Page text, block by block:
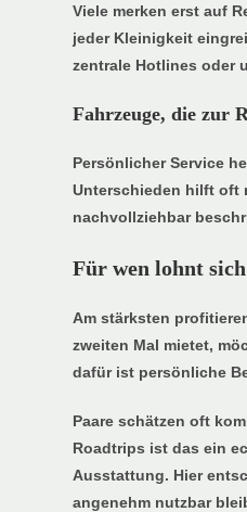
Viele merken erst auf
jeder Kleinigkeit
zentrale Hotlines oder
Fahrzeuge, die zur
Persönlicher Service
Unterschieden hilft oft
nachvollziehbar
Für wen lohnt
Am stärksten
zweiten Mal mietet,
dafür ist persönliche
Paare schätzen oft
Roadtrips ist das ein
Ausstattung. Hier
angenehm nutzbar